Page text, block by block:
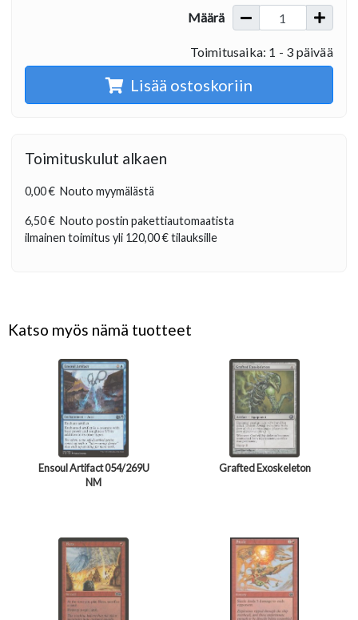
Määrä
Toimitusaika: 1 - 3 päivää
Lisää ostoskoriin
Toimituskulut alkaen
0,00 € Nouto myymälästä
6,50 € Nouto postin pakettiautomaatista
ilmainen toimitus yli 120,00 €tilauksille
Katso myös nämä tuotteet
Ensoul Artifact 054/269U
NM
Grafted Exoskeleton